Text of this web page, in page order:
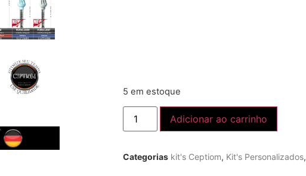
5 em estoque
Adicionar ao carrinho
Categorias kit's Ceptiom, Kit's Personalizados,